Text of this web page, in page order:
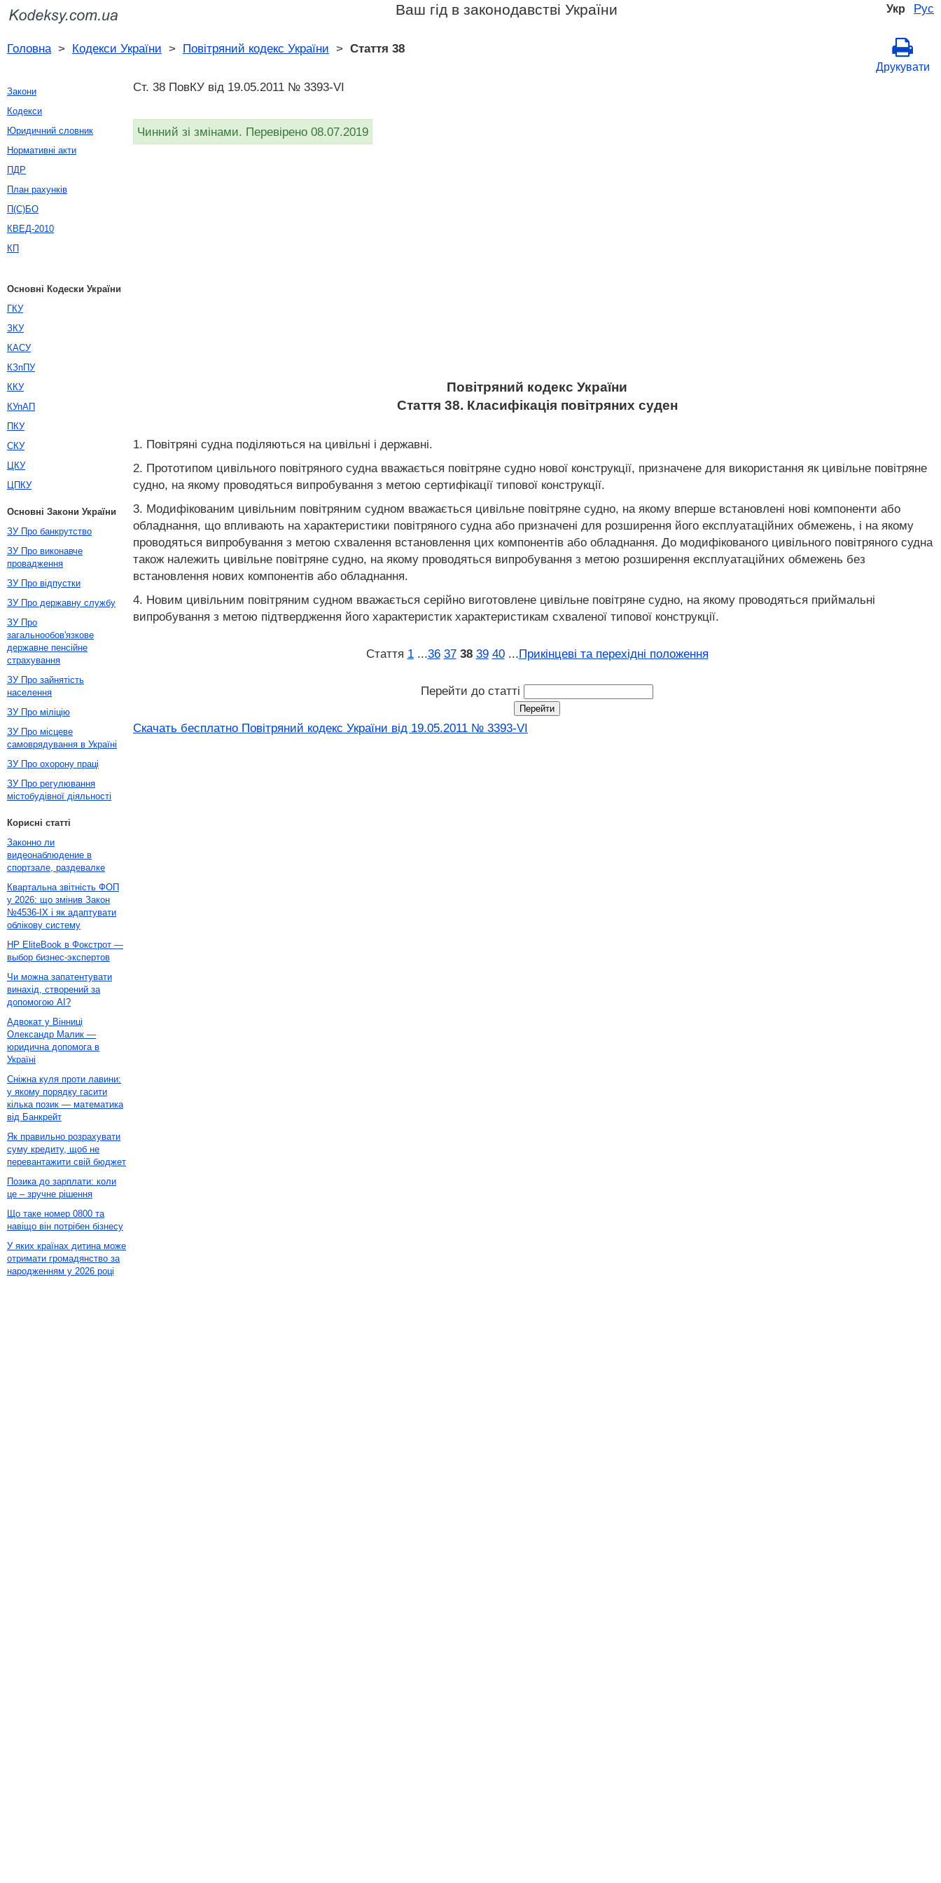
Укр Рус
Ваш гід в законодавстві України
Головна> Кодекси України > Повітряний кодекс України > Стаття 38
Друкувати
Ст. 38 ПовКУ від 19.05.2011 № 3393-VI
Чинний зі змінами. Перевірено 08.07.2019
Повітряний кодекс України
Стаття 38. Класифікація повітряних суден
1. Повітряні судна поділяються на цивільні і державні.
2. Прототипом цивільного повітряного судна вважається повітряне судно нової конструкції, призначене для використання як цивільне повітряне
судно, на якому проводяться випробування з метою сертифікації типової конструкції.
3. Модифікованим цивільним повітряним судном вважається цивільне повітряне судно, на якому вперше встановлені нові компоненти або
обладнання, що впливають на характеристики повітряного судна або призначені для розширення його експлуатаційних обмежень, і на якому
проводяться випробування з метою схвалення встановлення цих компонентів або обладнання. До модифікованого цивільного повітряного судна
також належить цивільне повітряне судно, на якому проводяться випробування з метою розширення експлуатаційних обмежень без
встановлення нових компонентів або обладнання.
4. Новим цивільним повітряним судном вважається серійно виготовлене цивільне повітряне судно, на якому проводяться приймальні
випробування з метою підтвердження його характеристик характеристикам схваленої типової конструкції.
Стаття 1 ...36 37 38 39 40 ...Прикінцеві та перехідні положення
Перейти до статті
Скачать бесплатно Повітряний кодекс України від 19.05.2011 № 3393-VI
Закони
Кодекси
Юридичний словник
Нормативні акти
ПДР
План рахунків
П(С)БО
КВЕД-2010
КП
Основні Кодески України
ГКУ
ЗКУ
КАСУ
КЗпПУ
ККУ
КУпАП
ПКУ
СКУ
ЦКУ
ЦПКУ
Основні Закони України
ЗУ Про банкрутство
ЗУ Про виконавче
провадження
ЗУ Про відпустки
ЗУ Про державну службу
ЗУ Про
загальнообов'язкове
державне пенсійне
страхування
ЗУ Про зайнятість
населення
ЗУ Про міліцію
ЗУ Про місцеве
самоврядування в Україні
ЗУ Про охорону праці
ЗУ Про регулювання
містобудівної діяльності
Корисні статті
Законно ли
видеонаблюдение в
спортзале, раздевалке
Квартальна звітність ФОП
у 2026: що змінив Закон
№4536-IX і як адаптувати
облікову систему
HP EliteBook в Фокстрот —
выбор бизнес-экспертов
Чи можна запатентувати
винахід, створений за
допомогою AI?
Адвокат у Вінниці
Олександр Малик —
юридична допомога в
Україні
Сніжна куля проти лавини:
у якому порядку гасити
кілька позик — математика
від Банкрейт
Як правильно розрахувати
суму кредиту, щоб не
перевантажити свій бюджет
Позика до зарплати: коли
це – зручне рішення
Що таке номер 0800 та
навіщо він потрібен бізнесу
У яких країнах дитина може
отримати громадянство за
народженням у 2026 році